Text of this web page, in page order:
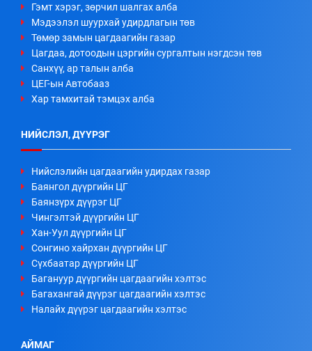
Гэмт хэрэг, зөрчил шалгах алба
Мэдээлэл шуурхай удирдлагын төв
Төмөр замын цагдаагийн газар
Цагдаа, дотоодын цэргийн сургалтын нэгдсэн төв
Санхүү, ар талын алба
ЦЕГ-ын Автобааз
Хар тамхитай тэмцэх алба
НИЙСЛЭЛ, ДҮҮРЭГ
Нийслэлийн цагдаагийн удирдах газар
Баянгол дүүргийн ЦГ
Баянзүрх дүүрэг ЦГ
Чингэлтэй дүүргийн ЦГ
Хан-Уул дүүргийн ЦГ
Сонгино хайрхан дүүргийн ЦГ
Сүхбаатар дүүргийн ЦГ
Багануур дүүргийн цагдаагийн хэлтэс
Багахангай дүүрэг цагдаагийн хэлтэс
Налайх дүүрэг цагдаагийн хэлтэс
АЙМАГ